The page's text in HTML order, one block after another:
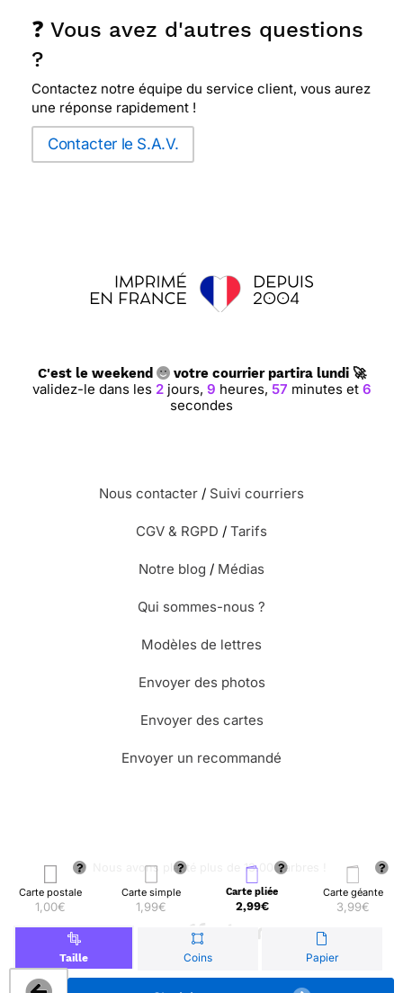
Carte postale
1,00€
Carte simple
1,99€
Carte pliée
2,99€
Carte géante
3,99€
Taille Coins Papier
❓ Vous avez d'autres questions
?
Contactez notre équipe du service client, vous aurez
une réponse rapidement !
Contacter le S.A.V.
C'est le weekend votre courrier partira lundi 🚀
validez-le dans les 2 jours, 9 heures, 57 minutes et 5
secondes
Nous contacter / Suivi courriers
CGV & RGPD / Tarifs
Notre blog / Médias
Qui sommes-nous ?
Modèles de lettres
Envoyer des photos
Envoyer des cartes
Envoyer un recommandé
🌳 Nous avons planté plus de 13.000 arbres !
© Merci Facteur